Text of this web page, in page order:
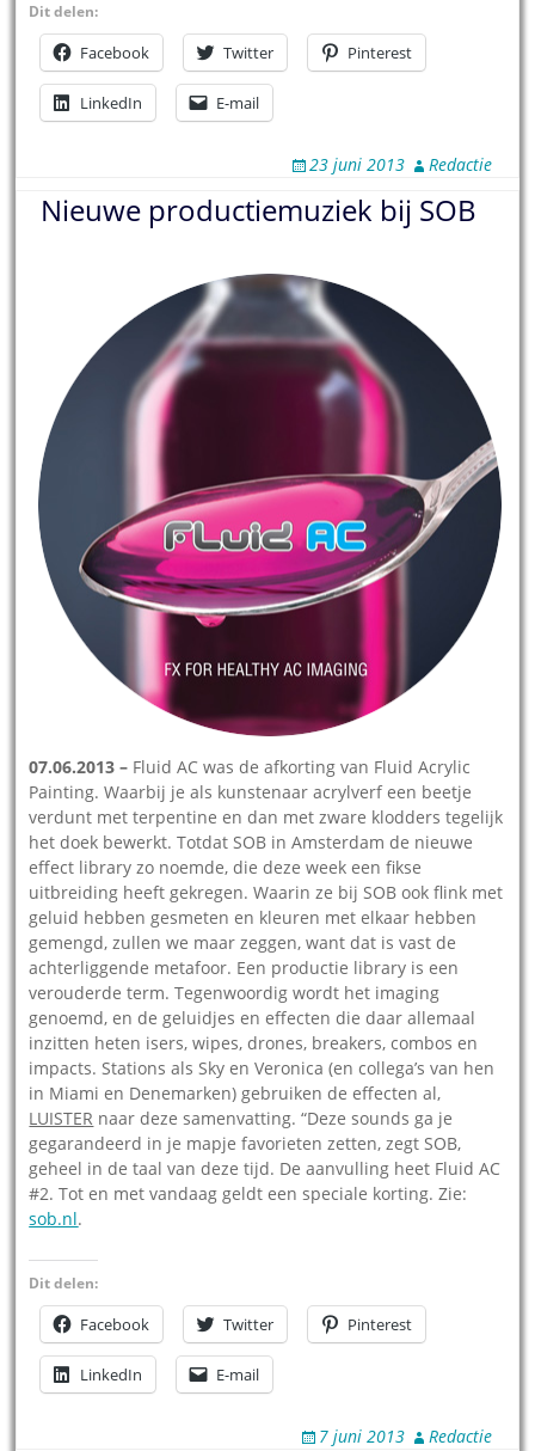
Dit delen:
Facebook Twitter Pinterest
LinkedIn E-mail
23 juni 2013 Redactie
Nieuwe productiemuziek bij SOB
07.06.2013 – Fluid AC was de afkorting van Fluid Acrylic
Painting. Waarbij je als kunstenaar acrylverf een beetje
verdunt met terpentine en dan met zware klodders tegelijk
het doek bewerkt. Totdat SOB in Amsterdam de nieuwe
effect library zo noemde, die deze week een fikse
uitbreiding heeft gekregen. Waarin ze bij SOB ook flink met
geluid hebben gesmeten en kleuren met elkaar hebben
gemengd, zullen we maar zeggen, want dat is vast de
achterliggende metafoor. Een productie library is een
verouderde term. Tegenwoordig wordt het imaging
genoemd, en de geluidjes en effecten die daar allemaal
inzitten heten isers, wipes, drones, breakers, combos en
impacts. Stations als Sky en Veronica (en collega’s van hen
in Miami en Denemarken) gebruiken de effecten al,
LUISTER naar deze samenvatting. “Deze sounds ga je
gegarandeerd in je mapje favorieten zetten, zegt SOB,
geheel in de taal van deze tijd. De aanvulling heet Fluid AC
#2. Tot en met vandaag geldt een speciale korting. Zie:
sob.nl.
Dit delen:
Facebook Twitter Pinterest
LinkedIn E-mail
7 juni 2013 Redactie